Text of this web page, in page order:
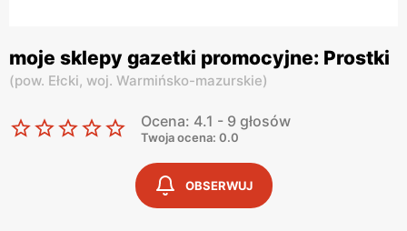
moje sklepy gazetki promocyjne: Prostki
(pow. Ełcki, woj. Warmińsko-mazurskie)
Ocena: 4.1 - 9 głosów
Twoja ocena: 0.0
OBSERWUJ